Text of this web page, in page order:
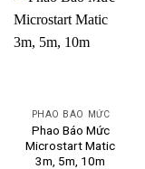
PHAO BÁO MỨC
Phao Báo Mức
Microstart Matic
3m, 5m, 10m